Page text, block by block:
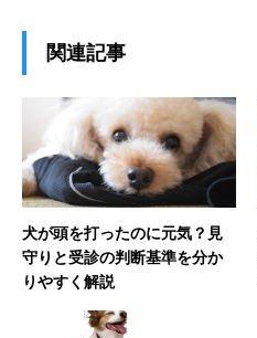
関連記事
犬が頭を打ったのに元気？見
守りと受診の判断基準を分か
りやすく解説